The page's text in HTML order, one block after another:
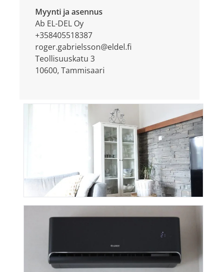
Myynti ja asennus
Ab EL-DEL Oy
+358405518387
roger.gabrielsson@eldel.fi
Teollisuuskatu 3
10600, Tammisaari